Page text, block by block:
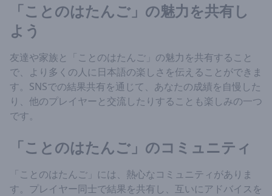
「ことのはたんご」の魅力を共有し
よう
友達や家族と「ことのはたんご」の魅力を共有すること
で、より多くの人に日本語の楽しさを伝えることができま
す。SNSでの結果共有を通じて、あなたの成績を自慢した
り、他のプレイヤーと交流したりすることも楽しみの一つ
です。
「ことのはたんご」のコミュニティ
「ことのはたんご」には、熱心なコミュニティがありま
す。プレイヤー同士で結果を共有し、互いにアドバイスを